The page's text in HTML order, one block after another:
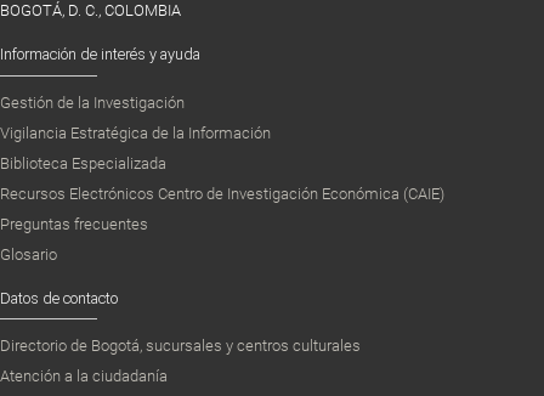
BOGOTÁ, D. C., COLOMBIA
Información de interés y ayuda
Gestión de la Investigación
Vigilancia Estratégica de la Información
Biblioteca Especializada
Recursos Electrónicos Centro de Investigación Económica (CAIE)
Preguntas frecuentes
Glosario
Datos de contacto
Directorio de Bogotá, sucursales y centros culturales
Atención a la ciudadanía